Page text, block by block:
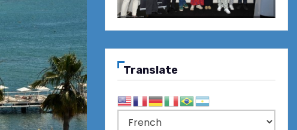
Translate